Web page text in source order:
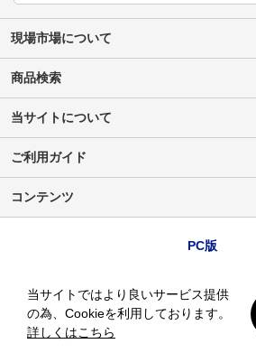
現場市場について
商品検索
当サイトについて
ご利用ガイド
コンテンツ
PC版
当サイトではより良いサービス提供
の為、Cookieを利用しております。
詳しくはこちら